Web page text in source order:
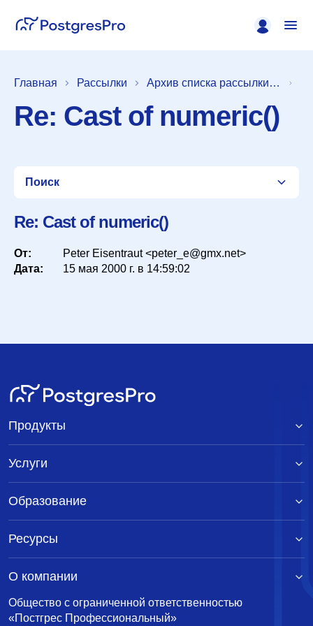
Главная Рассылки Архив списка рассылки [pgsql-hackers]
Re: Cast of numeric()
Поиск
Список
Искать
Re: Cast of numeric()
От:
Peter Eisentraut <peter_e@gmx.net>
Дата:
15 мая 2000 г. в 14:59:02
Общество с ограниченной ответственностью
«Постгрес Профессиональный»
Продукты
Услуги
Образование
Ресурсы
О компании